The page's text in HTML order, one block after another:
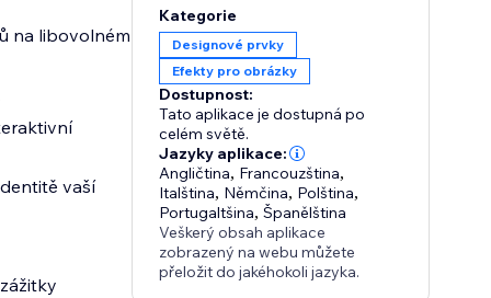
na libovolném
vaší
Kategorie
Designové prvky
Efekty pro obrázky
Dostupnost:
Tato aplikace je dostupná po
celém světě.
Jazyky aplikace:
Angličtina, Francouzština,
Italština, Němčina, Polština,
Portugaltšina,Španělština
Veškerý obsah aplikace
zobrazený na webu můžete
přeložit do jakéhokoli jazyka.